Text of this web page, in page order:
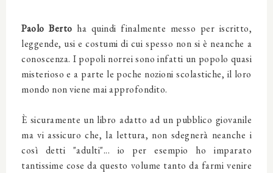
Paolo Berto ha quindi finalmente messo per iscritto,
leggende, usi e costumi di cui spesso non si è neanche a
conoscenza. I popoli norrei sono infatti un popolo quasi
misterioso e a parte le poche nozioni scolastiche, il loro
mondo non viene mai approfondito.
È sicuramente un libro adatto ad un pubblico giovanile
ma vi assicuro che, la lettura, non sdegnerà neanche i
così detti "adulti"... io per esempio ho imparato
tantissime cose da questo volume tanto da farmi venire